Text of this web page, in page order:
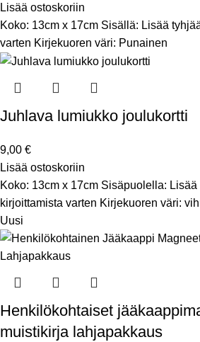
Lisää ostoskoriin
Koko: 13cm x 17cm Sisällä: Lisää
varten Kirjekuoren väri: Punainen
Juhlava lumiukko joulukortti
9,00 €
Lisää ostoskoriin
Koko: 13cm x 17cm Sisäpuolella:
kirjoittamista varten Kirjekuoren väri:
Uusi
Henkilökohtaiset
muistikirja lahjapakkaus